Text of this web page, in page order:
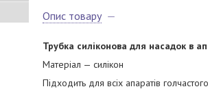
Опис товару
Трубка силіконова для насадок в
Матеріал — силікон
Підходить для всіх апаратів